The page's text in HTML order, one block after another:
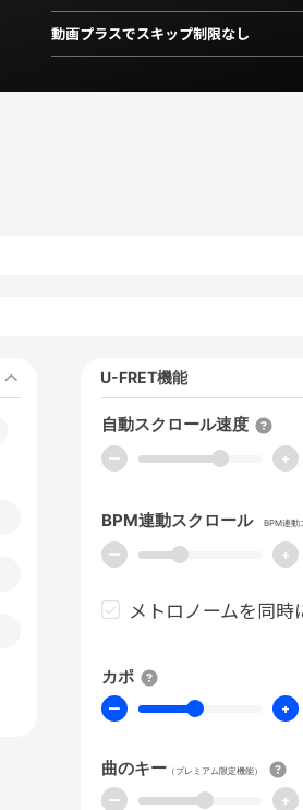
動画プラスでスキップ制限なし
U-FRET機能
自動スクロール速度
ー +
BPM連動スクロール BPM連動
ー +
メトロノームを同時
カポ
ー +
曲のキー （プレミアム限定機能）
ー +